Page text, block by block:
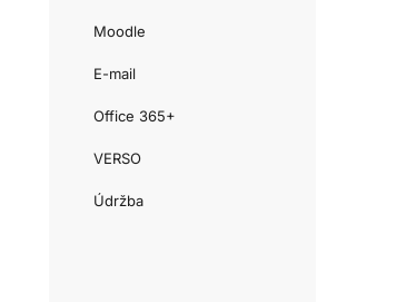
Moodle
E-mail
Office 365+
VERSO
Údržba